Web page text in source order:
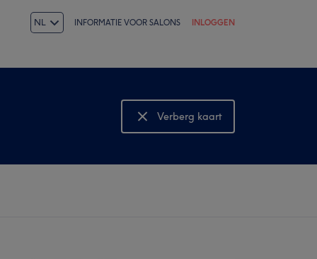
NL INFORMATIE VOOR SALONS INLOGGEN
Verberg kaart
Bekijk kaart